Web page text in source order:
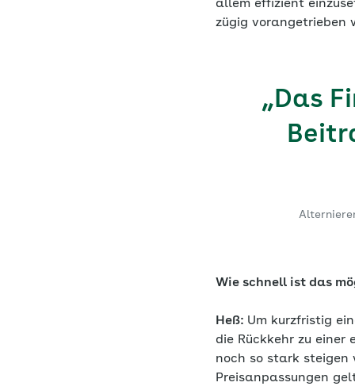
allem effizient
zügig vorangetrieben
„Das
Wie schnell ist das
Heß: Um kurzfristig
die Rückkehr zu
noch so stark steigen
Preisanpassungen